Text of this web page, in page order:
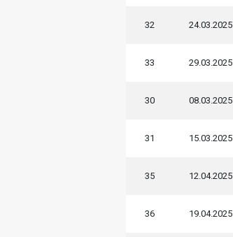
32 24.03.2025
33 29.03.2025
30 08.03.2025
31 15.03.2025
35 12.04.2025
36 19.04.2025